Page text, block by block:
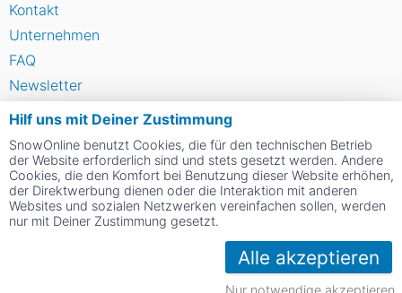
Hilf uns mit Deiner Zustimmung
SnowOnline benutzt Cookies, die für den technischen Betrieb
der Website erforderlich sind und stets gesetzt werden. Andere
Cookies, die den Komfort bei Benutzung dieser Website erhöhen,
der Direktwerbung dienen oder die Interaktion mit anderen
Websites und sozialen Netzwerken vereinfachen sollen, werden
nur mit Deiner Zustimmung gesetzt.
Alle akzeptieren
Nur notwendige akzeptieren
Kontakt
Unternehmen
FAQ
Newsletter
Widget
Umfragen
Skigebiet bewerten
Social Web